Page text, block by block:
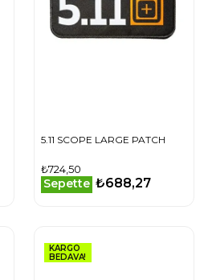
5.11 SCOPE LARGE PATCH
₺724,50
Sepette ₺688,27
KARGO
BEDAVA!